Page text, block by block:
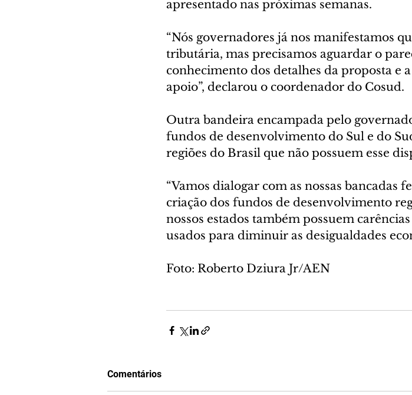
apresentado nas próximas semanas.
“Nós governadores já nos manifestamos
tributária, mas precisamos aguardar o
conhecimento dos detalhes da proposta e
apoio”, declarou o coordenador do Cosud.
Outra bandeira encampada pelo
fundos de desenvolvimento do Sul e do
regiões do Brasil que não possuem esse
“Vamos dialogar com as nossas bancadas
criação dos fundos de desenvolvimento
nossos estados também possuem
usados para diminuir as desigualdades
Foto: Roberto Dziura Jr/AEN
Comentários